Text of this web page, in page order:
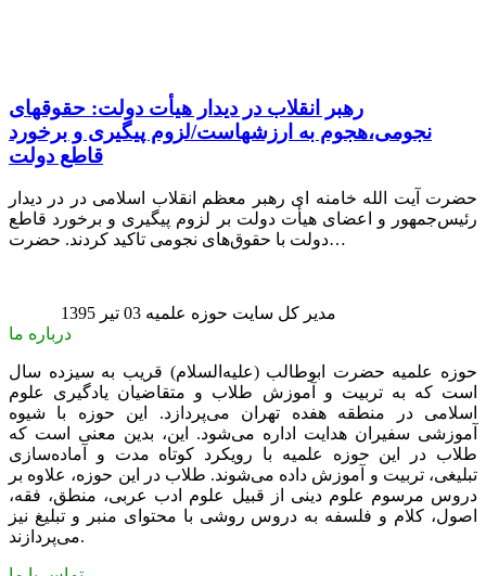
رهبر انقلاب در دیدار هیأت دولت: حقوقهای
نجومی،هجوم به ارزشهاست/لزوم پیگیری و برخورد
قاطع دولت
حضرت آیت الله خامنه ای رهبر معظم انقلاب اسلامی در در دیدار
رئیس‌جمهور و اعضای هیأت دولت بر لزوم پیگیری و برخورد قاطع
دولت با حقوق‌های نجومی تاکید کردند. حضرت…
مدیر کل سایت حوزه علمیه 03 تیر 1395
درباره ما
حوزه علمیه حضرت ابوطالب (علیه‌السلام) قریب به سیزده سال
است که به تربیت و آموزش طلاب و متقاضیان یادگیری علوم
اسلامی در منطقه هفده تهران می‌پردازد. این حوزه با شیوه
آموزشی سفیران هدایت اداره می‌شود. این، بدین معنی است که
طلاب در این حوزه علمیه با رویکرد کوتاه مدت و آماده‌سازی
تبلیغی، تربیت و آموزش داده می‌شوند. طلاب در این حوزه، علاوه بر
دروس مرسوم علوم دینی از قبیل علوم ادب عربی، منطق، فقه،
اصول، کلام و فلسفه به دروس روشی با محتوای منبر و تبلیغ نیز
می‌پردازند.